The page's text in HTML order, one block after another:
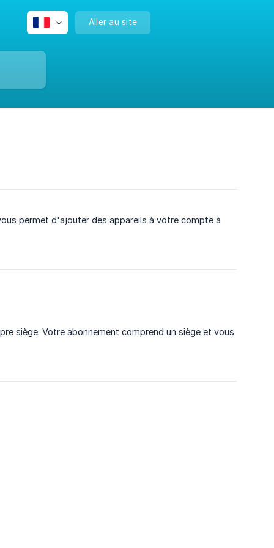
Aller au site
permet d'ajouter des appareils à votre compte à
siège. Votre abonnement comprend un siège et vous